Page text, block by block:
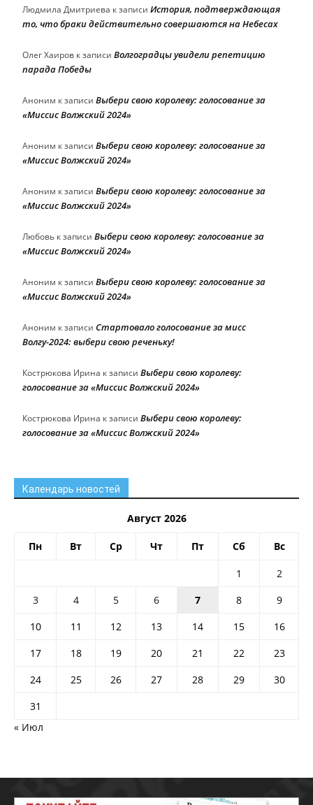
Людмила Дмитриева к записи История, подтверждающая
то, что браки действительно совершаются на Небесах
Олег Хаиров к записи Волгоградцы увидели репетицию
парада Победы
Аноним к записи Выбери свою королеву: голосование за
«Миссис Волжский 2024»
Аноним к записи Выбери свою королеву: голосование за
«Миссис Волжский 2024»
Аноним к записи Выбери свою королеву: голосование за
«Миссис Волжский 2024»
Любовь к записи Выбери свою королеву: голосование за
«Миссис Волжский 2024»
Аноним к записи Выбери свою королеву: голосование за
«Миссис Волжский 2024»
Аноним к записи Стартовало голосование за мисс
Волгу-2024: выбери свою реченьку!
Кострюкова Ирина к записи Выбери свою королеву:
голосование за «Миссис Волжский 2024»
Кострюкова Ирина к записи Выбери свою королеву:
голосование за «Миссис Волжский 2024»
Календарь новостей
Август 2026
Пн Вт Ср Чт Пт Сб Вс
1
2
3
4 5 6 7 8
9
10
11 12 13 14 15
16
17
18 19 20 21 22
23
24
25 26 27 28 29
30
31
« Июл